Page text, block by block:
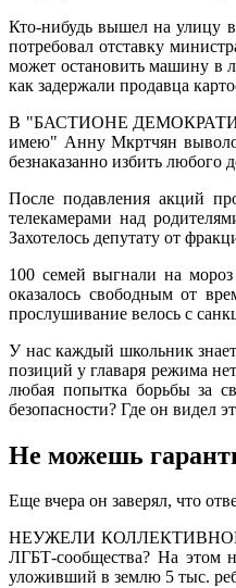
Кто-нибудь вышел на улицу
потребовал отставку
может остановить машину в
как задержали продавца
В "БАСТИОНЕ ДЕМОКРАТИИ"
имею" Анну Мкртчян
безнаказанно избить любого
После подавления акций
телекамерами над
Захотелось депутату от
100 семей выгнали на
оказалось свободным от
прослушивание велось с
У нас каждый школьник
позиций у главаря режима
любая попытка борьбы за
безопасности? Где он видел
Не можешь
Еще вчера он заверял, что
НЕУЖЕЛИ КОЛЛЕКТИВНОЙ
ЛГБТ-сообщества? На этом
уложивший в землю 5 тыс.